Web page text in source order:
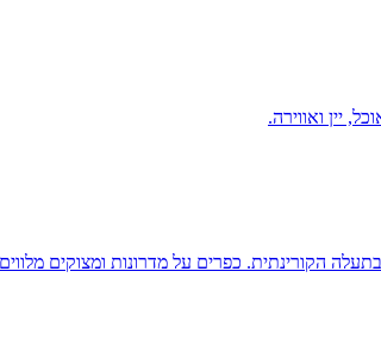
הקורינתית. כפרים על מדרונות ומצוקים